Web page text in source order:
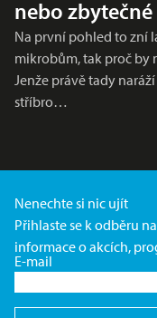
nebo
Na první pohled to zní
mikrobům, tak proč by
Jenže právě tady
stříbro…
Nenechte si nic ujít
Přihlaste se k odběru
informace o akcích,
E-mail